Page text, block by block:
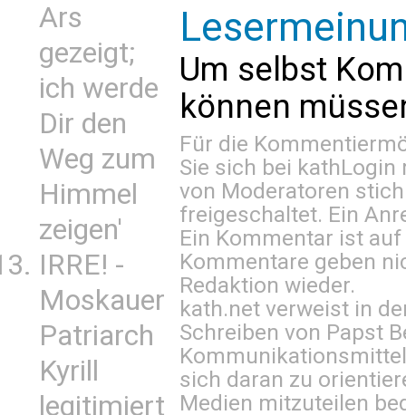
Ars
gezeigt;
ich werde
Dir den
Weg zum
Himmel
zeigen'
IRRE! -
Moskauer
Patriarch
Kyrill
legitimiert
Um selbst
können
Für die
Sie sich bei kathLogin
von Moderatoren
freigeschaltet. Ein
Ein Kommentar ist
Kommentare geben
Redaktion wieder.
kath.net verweist in
Schreiben von Papst
sich daran zu
Medien mitzuteilen